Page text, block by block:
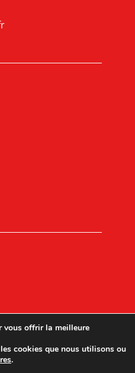
vous offrir la meilleure
cookies que nous utilisons ou
.